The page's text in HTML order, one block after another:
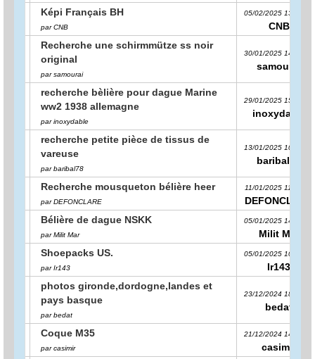
Képi Français BH
par CNB
05/02/2025 13:21:42
CNB
Recherche une schirmmütze ss noir
original
par samourai
30/01/2025 14:55:22
samourai
recherche bèlière pour dague Marine
ww2 1938 allemagne
par inoxydable
29/01/2025 15:15:04
inoxydable
recherche petite pièce de tissus de
vareuse
par baribal78
13/01/2025 10:19:32
baribal78
Recherche mousqueton bélière heer
par DEFONCLARE
11/01/2025 11:06:25
DEFONCLARE
Bélière de dague NSKK
par Milit Mar
05/01/2025 14:45:59
Milit Mar
Shoepacks US.
par Ir143
05/01/2025 10:42:15
Ir143
photos gironde,dordogne,landes et
pays basque
par bedat
23/12/2024 18:08:39
bedat
Coque M35
par casimir
21/12/2024 14:39:22
casimir